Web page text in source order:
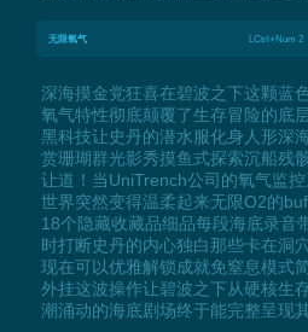
无限氧气 LCtrl+Num 2
深海摸金党狂喜在碧波之下这颗蓝
氧气特性彻底颠覆了生存冒险的底
黑科技让史丹的潜水服化身人形深
赏珊瑚群光影秀摸鱼式探索沉船残
让道！当UniTrench公司的氧气监
世界突然变得温柔起来无限O2的
18个隐藏收藏品细品每段海底录音
时打断史丹的内心独白那些卡在洞
现在可以优雅解锁成就免窒息模式
外挂这波操作让碧波之下从硬核生
潮涌动的海底剧场终于能完整呈现